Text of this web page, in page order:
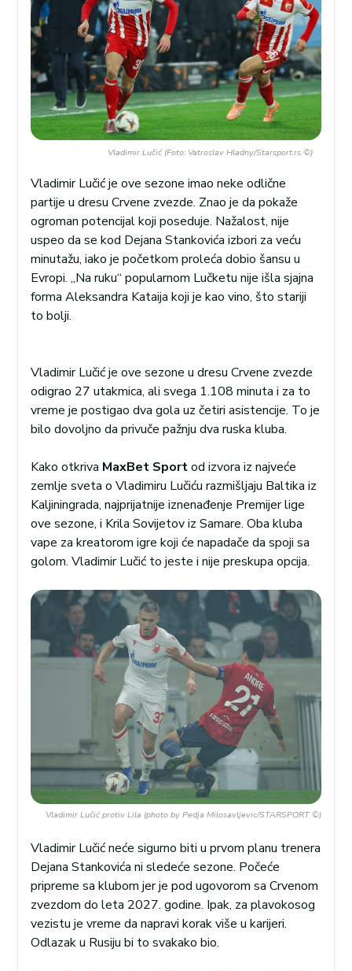
Vladimir Lučić (Foto: Vatroslav Hladny/Starsport.rs ©)
Vladimir Lučić je ove sezone imao neke odlične
partije u dresu Crvene zvezde. Znao je da pokaže
ogroman potencijal koji poseduje. Nažalost, nije
uspeo da se kod Dejana Stankovića izbori za veću
minutažu, iako je početkom proleća dobio šansu u
Evropi. „Na ruku“ popularnom Lučketu nije išla sjajna
forma Aleksandra Kataija koji je kao vino, što stariji
to bolji.
Vladimir Lučić je ove sezone u dresu Crvene zvezde
odigrao 27 utakmica, ali svega 1.108 minuta i za to
vreme je postigao dva gola uz četiri asistencije. To je
bilo dovoljno da privuče pažnju dva ruska kluba.
Kako otkriva MaxBet Sportod izvora iz najveće
zemlje sveta o Vladimiru Lučiću razmišljaju Baltika iz
Kaljiningrada, najprijatnije iznenađenje Premijer lige
ove sezone, i Krila Sovijetov iz Samare. Oba kluba
vape za kreatorom igre koji će napadače da spoji sa
golom. Vladimir Lučić to jeste i nije preskupa opcija.
Vladimir Lučić protiv Lila (photo by Pedja Milosavljevic/STARSPORT ©)
Vladimir Lučić neće sigurno biti u prvom planu trenera
Dejana Stankovića ni sledeće sezone. Počeće
pripreme sa klubom jer je pod ugovorom sa Crvenom
zvezdom do leta 2027. godine. Ipak, za plavokosog
vezistu je vreme da napravi korak više u karijeri.
Odlazak u Rusiju bi to svakako bio.